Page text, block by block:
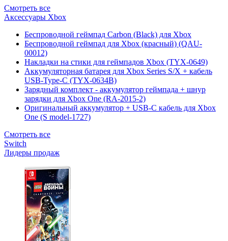
Смотреть все
Аксессуары Xbox
Беспроводной геймпад Carbon (Black) для Xbox
Беспроводной геймпад для Xbox (красный) (QAU-
00012)
Накладки на стики для геймпадов Xbox (TYX-0649)
Аккумуляторная батарея для Xbox Series S/X + кабель
USB-Type-C (TYX-0634B)
Зарядный комплект - аккумулятор геймпада + шнур
зарядки для Xbox One (RA-2015-2)
Оригинальный аккумулятор + USB-C кабель для Xbox
One (S model-1727)
Смотреть все
Switch
Лидеры продаж